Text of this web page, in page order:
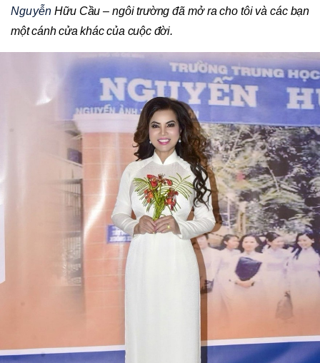
Nguyễn Hữu Cầu – ngôi trường đã mở ra cho tôi và các bạn
một cánh cửa khác của cuộc đời.